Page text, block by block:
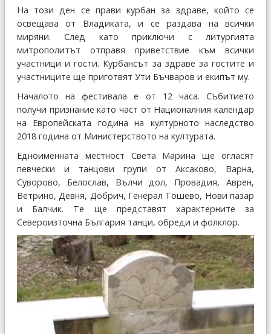
На този ден се прави курбан за здраве, който се
освещава от Владиката, и се раздава на всички
миряни. След като приключи с литургията
митрополитът отправя приветствие към всички
участници и гости. Курбанcът за здраве за гостите и
участниците ще приготвят Ути Бъчваров и екипът му.
Началото на фестивала е от 12 часа. Събитието
получи признание като част от Националния календар
на Европейската година на културното наследство
2018 година от Министерството на културата.
Едноименната местност Света Марина ще огласят
певчески и танцови групи от Аксаково, Варна,
Суворово, Белослав, Вълчи дол, Провадия, Аврен,
Ветрино, Девня, Добрич, Генерал Тошево, Нови пазар
и Балчик. Те ще представят характерните за
Североизточна България танци, обреди и фолклор.